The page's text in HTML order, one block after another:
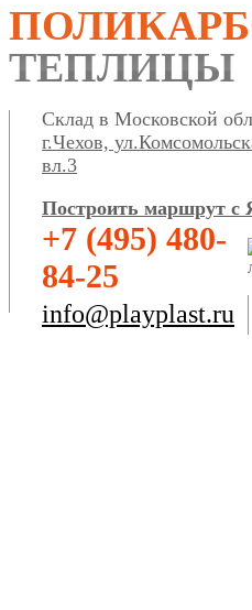
ТЕПЛИЦЫ
Склад в Московской
г.Чехов,
вл.3
Построить маршрут с
+7 (495) 480-
84-25
info@playplast.ru